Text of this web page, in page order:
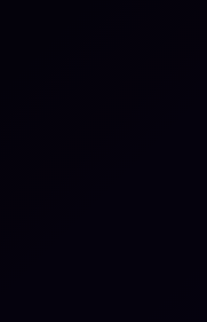
B2B czy aplikacje
wprowadzanie
wszystkim znacząco
błędy i
procesów.
kontrolę nad
komunikacji
wielokanałową,
lub prowadzą
To nie tylko narzędzie dla
infrastruktury, który realnie